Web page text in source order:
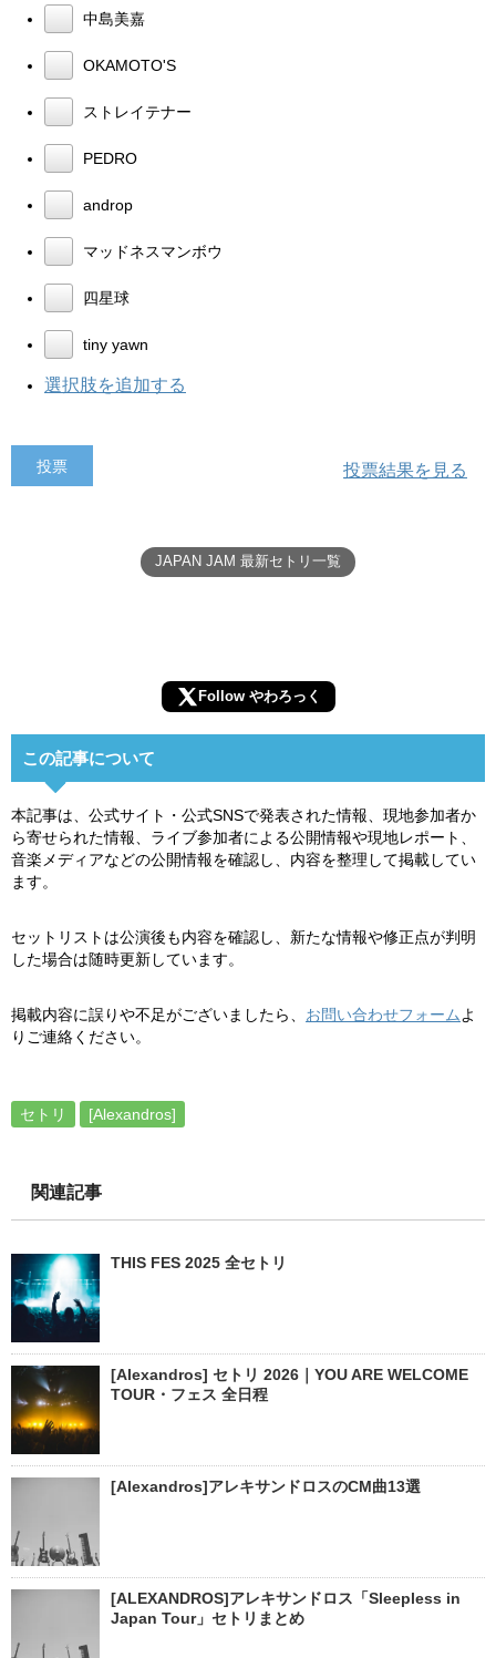
中島美嘉
OKAMOTO'S
ストレイテナー
PEDRO
androp
マッドネスマンボウ
四星球
tiny yawn
選択肢を追加する
投票結果を見る
JAPAN JAM 最新セトリ一覧
Follow やわろっく
この記事について
本記事は、公式サイト・公式SNSで発表された情報、現地参加者か
ら寄せられた情報、ライブ参加者による公開情報や現地レポート、
音楽メディアなどの公開情報を確認し、内容を整理して掲載してい
ます。
セットリストは公演後も内容を確認し、新たな情報や修正点が判明
した場合は随時更新しています。
掲載内容に誤りや不足がございましたら、 お問い合わせフォームよ
りご連絡ください。
セトリ [Alexandros]
関連記事
THIS FES 2025 全セトリ
[Alexandros] セトリ 2026｜YOU ARE WELCOME
TOUR・フェス 全日程
[Alexandros]アレキサンドロスのCM曲13選
[ALEXANDROS]アレキサンドロス「Sleepless in
Japan Tour」セトリまとめ